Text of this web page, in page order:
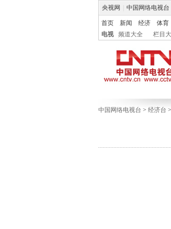
央视网 中国网络电视台
首页 新闻 经济 体育
电视
频道大全 栏目
中国网络电视台 > 经济台 >